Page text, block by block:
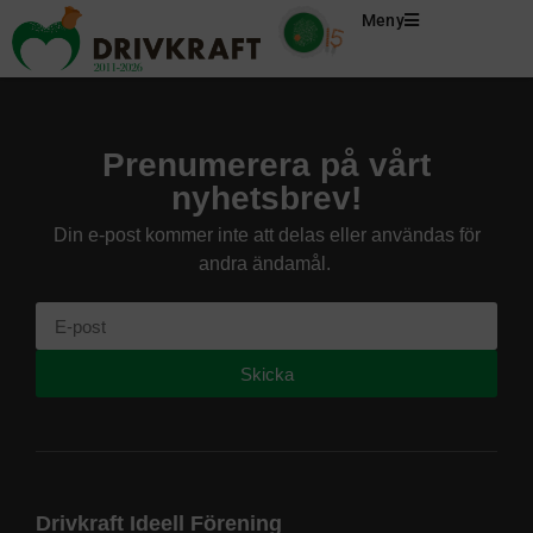
Meny
Prenumerera på vårt
nyhetsbrev!
Din e-post kommer inte att delas eller användas för
andra ändamål.
Skicka
Drivkraft Ideell Förening